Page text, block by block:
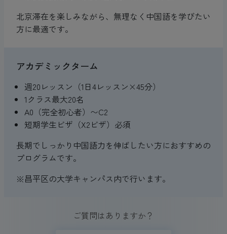
北京滞在を楽しみながら、無理なく中国語を学びたい
方に最適です。
アカデミックターム
週20レッスン（1日4レッスン×45分）
1クラス最大20名
A0（完全初心者）〜C2
短期学生ビザ（X2ビザ）必須
長期でしっかり中国語力を伸ばしたい方におすすめの
プログラムです。
※昌平区の大学キャンパス内で行います。
ご質問はありますか？